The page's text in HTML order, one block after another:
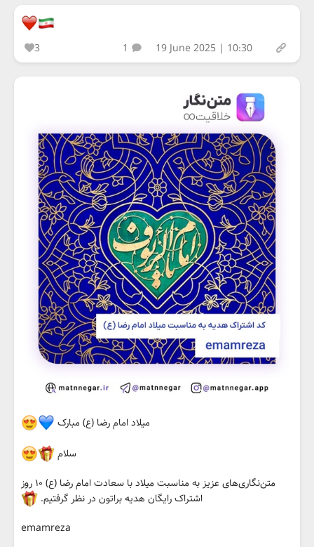
3 1 19 June 2025 | 10:30
میلاد امام رضا (ع) مبارک
سلام
متن‌نگاری‌های عزیز به مناسبت میلاد با سعادت امام رضا (ع) ۱۰ روز
اشتراک رایگان هدیه براتون در نظر گرفتیم.
emamreza